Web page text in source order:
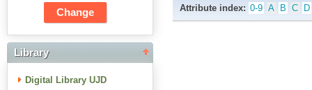
Library
Digital Library UJD
Attribute index: 0-9 A B C D